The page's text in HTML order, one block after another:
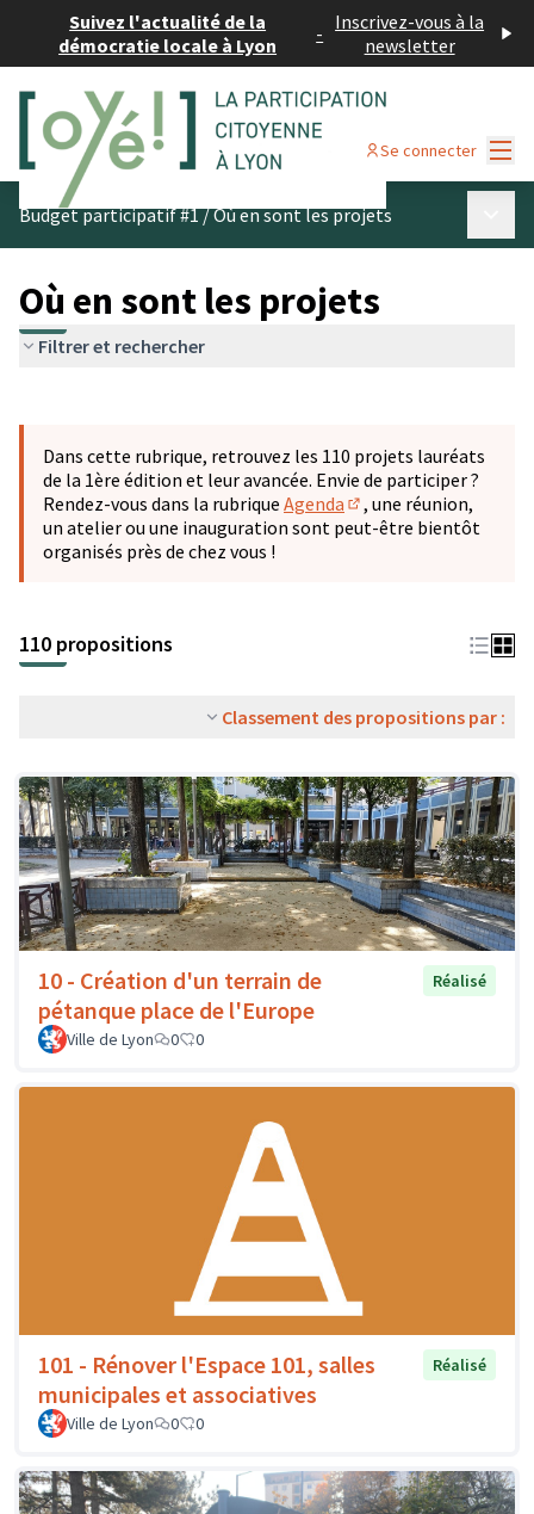
Suivez l'actualité de la
démocratie locale à Lyon
- Inscrivez-vous à la
newsletter
Se connecter
Budget participatif #1/Où en sont les projets
Où en sont les projets
Filtrer et rechercher
−
Dans cette rubrique, retrouvez les 110 projets lauréats
de la 1ère édition et leur avancée. Envie de participer ?
Rendez-vous dans la rubrique Agenda
(S'ouvre dans un
, une réunion,
un atelier ou une inauguration sont peut-être bientôt
organisés près de chez vous !
110 propositions
Classement des propositions par :
10 - Création d'un terrain de
pétanque place de l'Europe
Réalisé
Ville de Lyon 0 0
101 - Rénover l'Espace 101, salles
municipales et associatives
Réalisé
Ville de Lyon 0 0